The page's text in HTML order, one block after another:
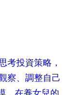
考投資策略，
察、調整自己
，在養女兒的